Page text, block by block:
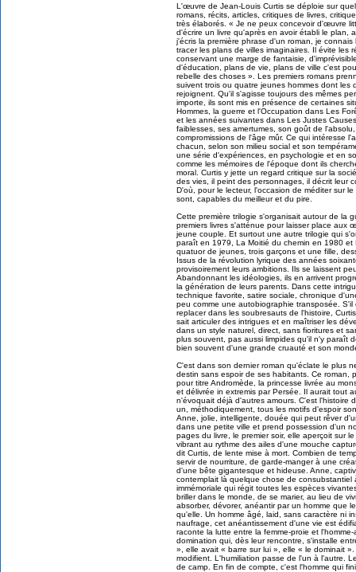
L'œuvre de Jean-Louis Curtis se déploie sur
romans, récits, articles, critiques de livres,
très élaborés. « Je ne peux concevoir d'œuvre
d'écrire un livre qu'après en avoir établi le plan,
j'écris la première phrase d'un roman, je
tracer les plans de villes imaginaires. Il évite les
conservant une marge de fantaisie,
d'éducation, plans de vie, plans de ville c'est
rebelle des choses ». Les premiers romans
suivent trois ou quatre jeunes hommes dont les
rejoignent. Qu'il s'agisse toujours des mêmes
importe, ils sont mis en présence de certaines
Hommes, la guerre et l'Occupation dans Les
et les années suivantes dans Les Justes
faiblesses, ses amertumes, son goût de
compromissions de l'âge mûr. Ce qui intéresse
chacun, selon son milieu social et son
une série d'expériences, en psychologie et en
comme les mémoires de l'époque dont ils
moral. Curtis y jette un regard critique sur la
des vies, il peint des personnages, il décrit leur
D'où, pour le lecteur, l'occasion de méditer sur
sont, capables du meilleur et du pire.
Cette première trilogie s'organisait autour de la
premiers livres s'atténue pour laisser place aux
jeune couple. Et surtout une autre trilogie qui
paraît en 1979, La Moitié du chemin en 1980
quatuor de jeunes, trois garçons et une fille,
Issus de la révolution lyrique des années
provisoirement leurs ambitions. Ils se laissent
Abandonnant les idéologies, ils en arrivent
la génération de leurs parents. Dans cette
technique favorite, satire sociale, chronique
peu comme une autobiographie transposée.
replacer dans les soubresauts de l'histoire,
sait articuler des intrigues et en maîtriser les
dans un style naturel, direct, sans fioritures et
plus souvent, pas aussi limpides qu'il n'y paraît
bien souvent d'une grande cruauté et son
C'est dans son dernier roman qu'éclate le plus
destin sans espoir de ses habitants. Ce roman,
pour titre Andromède, la princesse livrée au
et délivrée in extremis par Persée. Il aurait tout
n'évoquait déjà d'autres amours. C'est l'histoire
un, méthodiquement, tous les motifs d'espoir
Anne, jolie, intelligente, douée qui peut rêver
dans une petite ville et prend possession d'un
pages du livre, le premier soir, elle aperçoit sur
vibrant au rythme des ailes d'une mouche
dit Curtis, de lente mise à mort. Combien de
servir de nourriture, de garde-manger à une
d'une bête gigantesque et hideuse. Anne,
contemplait là quelque chose de consubstantiel
immémoriale qui régit toutes les espèces
briller dans le monde, de se marier, au lieu de
absorber, dévorer, anéantir par un homme que
qu'elle. Un homme âgé, laid, sans caractère ni
naufrage, cet anéantissement d'une vie est
raconte la lutte entre la femme-proie et
domination qui, dès leur rencontre, s'installe
», elle avait « barre sur lui », elle « le dominait
modifient. L'humiliation passe de l'un à l'autre.
de camp. En fin de compte, c'est l'homme qui